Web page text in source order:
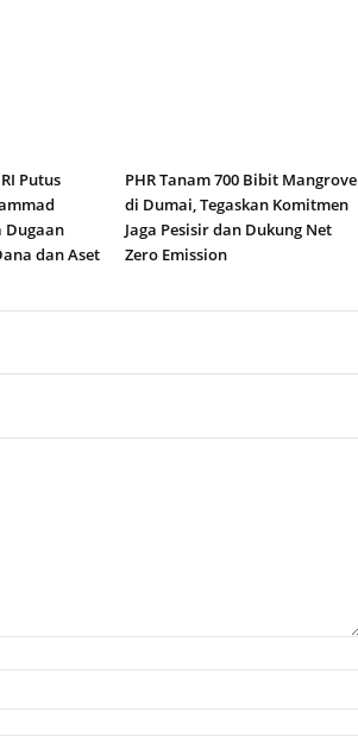
Putus
Dugaan
dan Aset
PHR Tanam 700 Bibit Mangrove
di Dumai, Tegaskan Komitmen
Jaga Pesisir dan Dukung Net
Zero Emission